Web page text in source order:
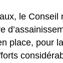
le Conseil
place, pour